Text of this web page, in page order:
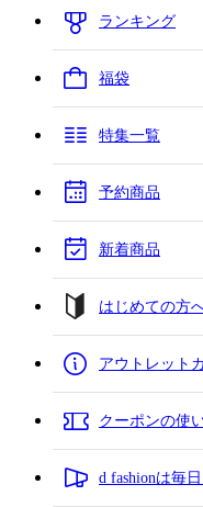
ランキング
福袋
特集一覧
予約商品
新着商品
はじめての方
アウトレット
クーポンの使
d fashionは毎